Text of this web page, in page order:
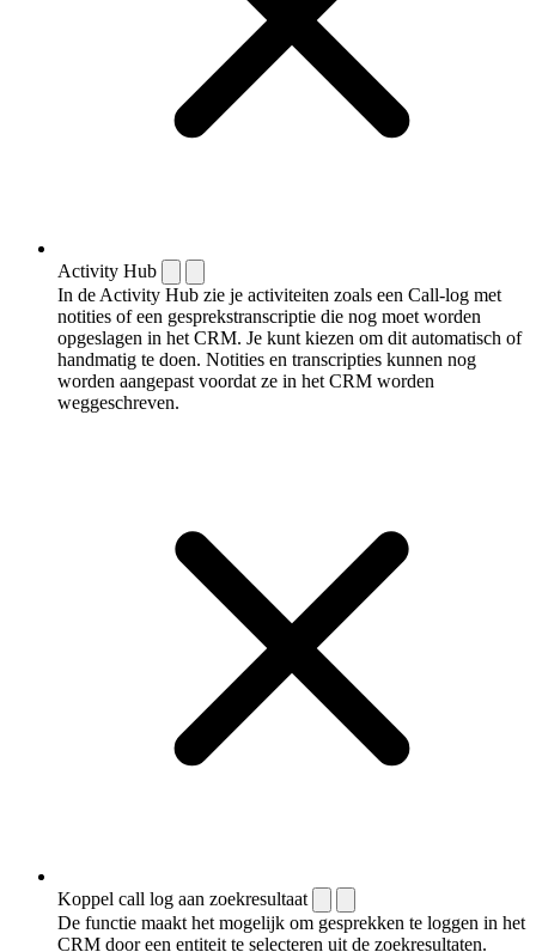
Activity Hub
In de Activity Hub zie je activiteiten zoals een Call-log met
notities of een gespreks­transcriptie die nog moet worden
opgeslagen in het CRM. Je kunt kiezen om dit automatisch of
handmatig te doen. Notities en transcripties kunnen nog
worden aangepast voordat ze in het CRM worden
weggeschreven.
Koppel call log aan zoekresultaat
De functie maakt het mogelijk om gesprekken te loggen in het
CRM door een entiteit te selecteren uit de zoekresultaten.